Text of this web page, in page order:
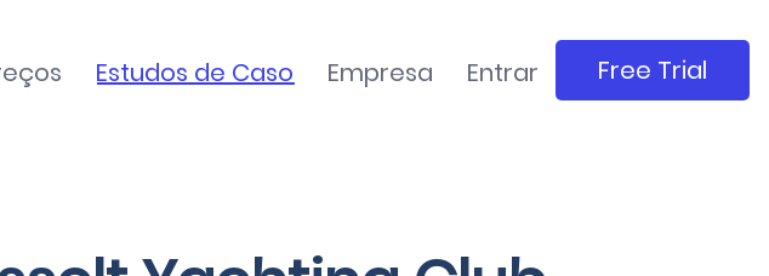
Estudos de Caso Empresa Entrar Free Trial